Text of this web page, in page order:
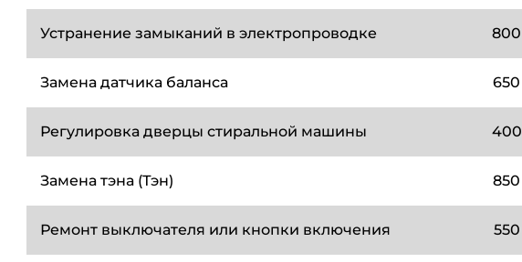
Устранение замыканий в электропроводке 800
Замена датчика баланса 650
Регулировка дверцы стиральной машины 400
Замена тэна (Тэн) 850
Ремонт выключателя или кнопки включения 550